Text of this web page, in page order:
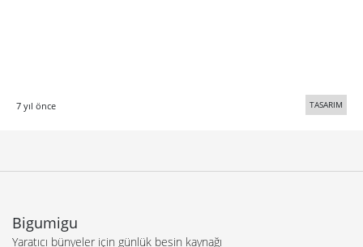
7 yıl önce TASARIM
Bigumigu
Yaratıcı bünyeler için günlük besin kaynağı